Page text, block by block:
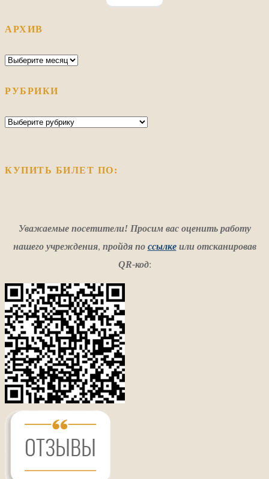
АРХИВ
Архив
РУБРИКИ
Рубрики
КУПИТЬ БИЛЕТ ПО:
Уважаемые посетители! Просим вас оценить работу
нашего учреждения, пройдя по ссылкеили отсканировав
QR-код: